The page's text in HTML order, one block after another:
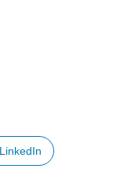
LinkedIn